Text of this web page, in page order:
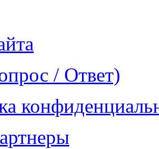
/ Ответ)